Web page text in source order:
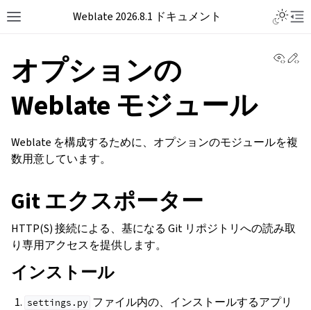
Weblate 2026.8.1 ドキュメント
オプションの
Weblate モジュール
Weblate を構成するために、オプションのモジュールを複
数用意しています。
Git エクスポーター
HTTP(S) 接続による、基になる Git リポジトリへの読み取
り専用アクセスを提供します。
インストール
settings.py ファイル内の、インストールするアプリ